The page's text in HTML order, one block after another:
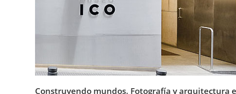
Construyendo mundos. Fotografía y arquitectura